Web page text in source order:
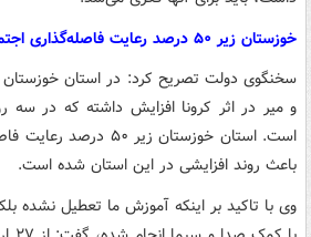
خوزستان زیر ۵۰ درصد رعایت فاصله‌گذاری اجتماعی دارد
سخنگوی دولت تصریح کرد: در استان خوزستان
و میر در اثر کرونا افزایش داشته که در سه
است. استان خوزستان زیر
باعث روند افزایشی در این استان شده است.
وی با تاکید بر اینکه آموزش ما تعطیل نشده